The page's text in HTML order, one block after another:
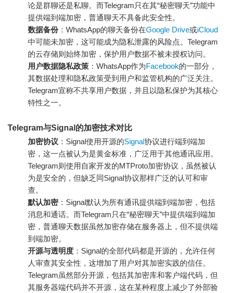
论是群聊还是私聊。而Telegram只在其“秘密聊天”功能中
提供端到端加密，普通聊天不具备此安全性。
数据备份：WhatsApp的聊天备份在Google Drive或iCloud
中可能未加密，这可能成为隐私泄露的风险点。Telegram
的云存储则始终加密，保护用户数据不被未授权访问。
用户数据隐私政策 ：WhatsApp作为Facebook的一部分，
其数据处理和隐私政策受到用户和监管机构的广泛关注。
Telegram宣称不共享用户数据，并且以隐私保护为其核心
特性之一。
Telegram与Signal的加密技术对比
加密协议 ：Signal使用开源的Signal协议进行端到端加
密，这一点被认为是黄金标准，广泛用于其他通讯应用。
Telegram则使用自家开发的MTProto加密协议，虽然被认
为是安全的，但缺乏同Signal协议那样广泛的认可和审
查。
默认加密：Signal默认为所有通讯提供端到端加密，包括
消息和通话。而Telegram只在“秘密聊天”中提供端到端加
密，普通聊天数据虽然加密存储在服务器上，但不提供端
到端加密。
开源与透明度 ：Signal的全部代码都是开源的，允许任何
人审查其安全性，这增加了用户对其加密实践的信任。
Telegram虽然部分开源，包括其加密库和客户端代码，但
其服务器端代码并不开源，这在某种程度上减少了外部验